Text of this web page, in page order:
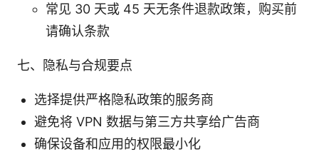
常见 30 天或 45 天无条件退款政策，购买前
请确认条款
七、隐私与合规要点
选择提供严格隐私政策的服务商
避免将 VPN 数据与第三方共享给广告商
确保设备和应用的权限最小化